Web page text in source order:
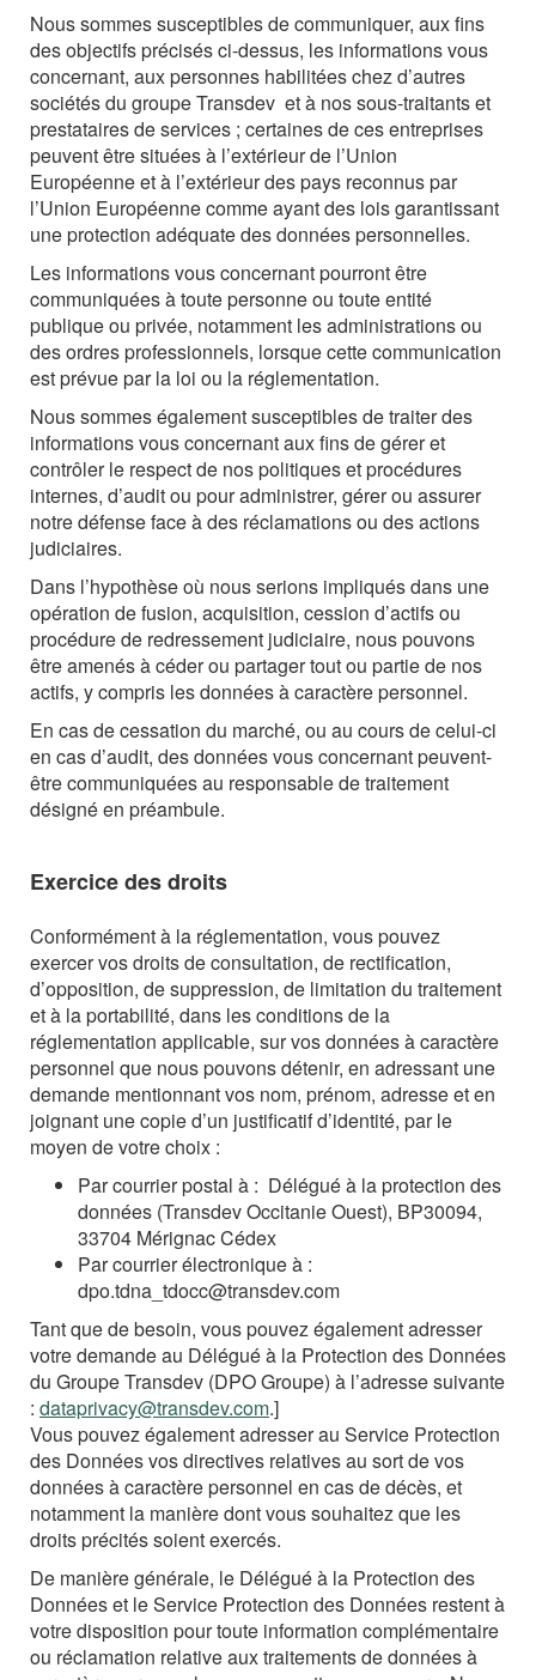
Nous sommes susceptibles de communiquer, aux fins
des objectifs précisés ci-dessus, les informations vous
concernant, aux personnes habilitées chez d’autres
sociétés du groupe Transdev et à nos sous-traitants et
prestataires de services ; certaines de ces entreprises
peuvent être situées à l’extérieur de l’Union
Européenne et à l’extérieur des pays reconnus par
l’Union Européenne comme ayant des lois garantissant
une protection adéquate des données personnelles.
Les informations vous concernant pourront être
communiquées à toute personne ou toute entité
publique ou privée, notamment les administrations ou
des ordres professionnels, lorsque cette communication
est prévue par la loi ou la réglementation.
Nous sommes également susceptibles de traiter des
informations vous concernant aux fins de gérer et
contrôler le respect de nos politiques et procédures
internes, d’audit ou pour administrer, gérer ou assurer
notre défense face à des réclamations ou des actions
judiciaires.
Dans l’hypothèse où nous serions impliqués dans une
opération de fusion, acquisition, cession d’actifs ou
procédure de redressement judiciaire, nous pouvons
être amenés à céder ou partager tout ou partie de nos
actifs, y compris les données à caractère personnel.
En cas de cessation du marché, ou au cours de celui-ci
en cas d’audit, des données vous concernant peuvent-
être communiquées au responsable de traitement
désigné en préambule.
Exercice des droits
Conformément à la réglementation, vous pouvez
exercer vos droits de consultation, de rectification,
d’opposition, de suppression, de limitation du traitement
et à la portabilité, dans les conditions de la
réglementation applicable, sur vos données à caractère
personnel que nous pouvons détenir, en adressant une
demande mentionnant vos nom, prénom, adresse et en
joignant une copie d’un justificatif d’identité, par le
moyen de votre choix :
Par courrier postal à : Délégué à la protection des
données (Transdev Occitanie Ouest), BP30094,
33704 Mérignac Cédex
Par courrier électronique à :
dpo.tdna_tdocc@transdev.com
Tant que de besoin, vous pouvez également adresser
votre demande au Délégué à la Protection des Données
du Groupe Transdev (DPO Groupe) à l’adresse suivante
: dataprivacy@transdev.com.]
Vous pouvez également adresser au Service Protection
des Données vos directives relatives au sort de vos
données à caractère personnel en cas de décès, et
notamment la manière dont vous souhaitez que les
droits précités soient exercés.
De manière générale, le Délégué à la Protection des
Données et le Service Protection des Données restent à
votre disposition pour toute information complémentaire
ou réclamation relative aux traitements de données à